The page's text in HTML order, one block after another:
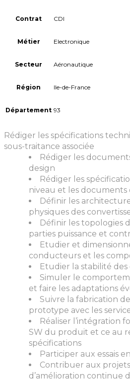
Contrat CDI
Métier Electronique
Secteur Aéronautique
Région Ile-de-France
Département 93
Rédiger les spécifications
sous-traitance associée
Rédiger les
design
Rédiger les
niveau et les documents
Définir les
physiques des
Définir les topologies
parties puissance et
Etudier et
conducteurs et les
Etudier la stabilité
Simuler le
et faire les adaptations
Suivre la fabrication
prototype avec les
Réaliser l’intégration
SW du produit et ce au
spécifications
Participer aux essais
Contribuer aux
d’amélioration continue